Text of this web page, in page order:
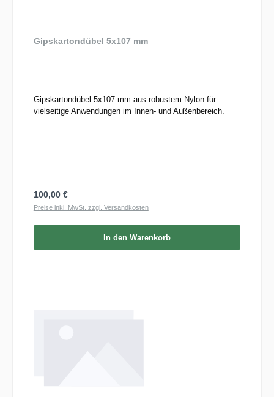
Gipskartondübel 5x107 mm
Gipskartondübel 5x107 mm aus robustem Nylon für
vielseitige Anwendungen im Innen- und Außenbereich.
Regulärer Preis:
100,00 €
Preise inkl. MwSt. zzgl. Versandkosten
In den Warenkorb